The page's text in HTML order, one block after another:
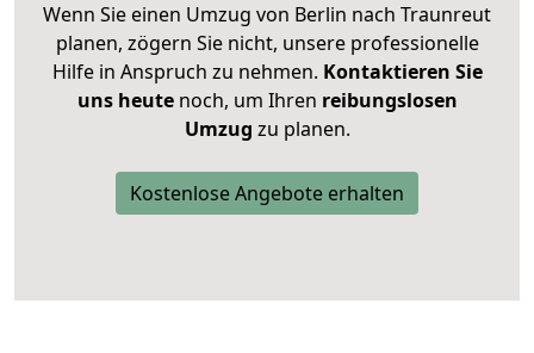
Wenn Sie einen Umzug von Berlin nach Traunreut
planen, zögern Sie nicht, unsere professionelle
Hilfe in Anspruch zu nehmen. Kontaktieren Sie
uns heutenoch, um Ihren reibungslosen
Umzug zu planen.
Kostenlose Angebote erhalten